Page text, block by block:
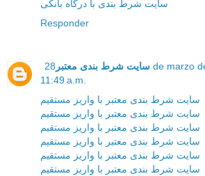
سایت شرط بندی با درگاه بانکی
Responder
سایت شرط بندی معتبر 28 de marzo de 2021 a las
11:49 a.m.
سایت شرط بندی معتبر با واریز مستقیم
سایت شرط بندی معتبر با واریز مستقیم
سایت شرط بندی معتبر با واریز مستقیم
سایت شرط بندی معتبر با واریز مستقیم
سایت شرط بندی معتبر با واریز مستقیم
سایت شرط بندی معتبر با واریز مستقیم